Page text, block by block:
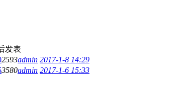
发表
2593admin 2017-1-8 14:29
3580admin 2017-1-6 15:33